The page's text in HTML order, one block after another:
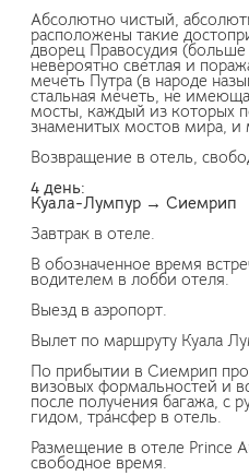
Абсолютно чистый,
расположены такие
дворец Правосудия
невероятно светлая и
мечеть Путра (в народе
стальная мечеть, не
мосты, каждый из которых
знаменитых мостов мира, и
Возвращение в отель,
4 день:
Куала-Лумпур → Сиемрип
Завтрак в отеле.
В обозначенное время
водителем в лобби отеля.
Выезд в аэропорт.
Вылет по маршруту Куала
По прибытии в Сиемрип
визовых формальностей и
после получения багажа, с
гидом, трансфер в отель.
Размещение в отеле Prince
свободное время.